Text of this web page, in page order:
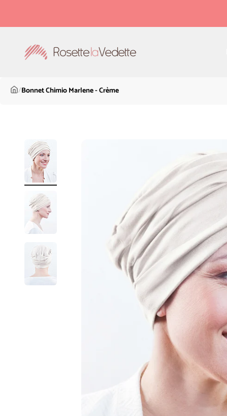
Rosette la Vedette
/Bonnet Chimio Marlene - Crème